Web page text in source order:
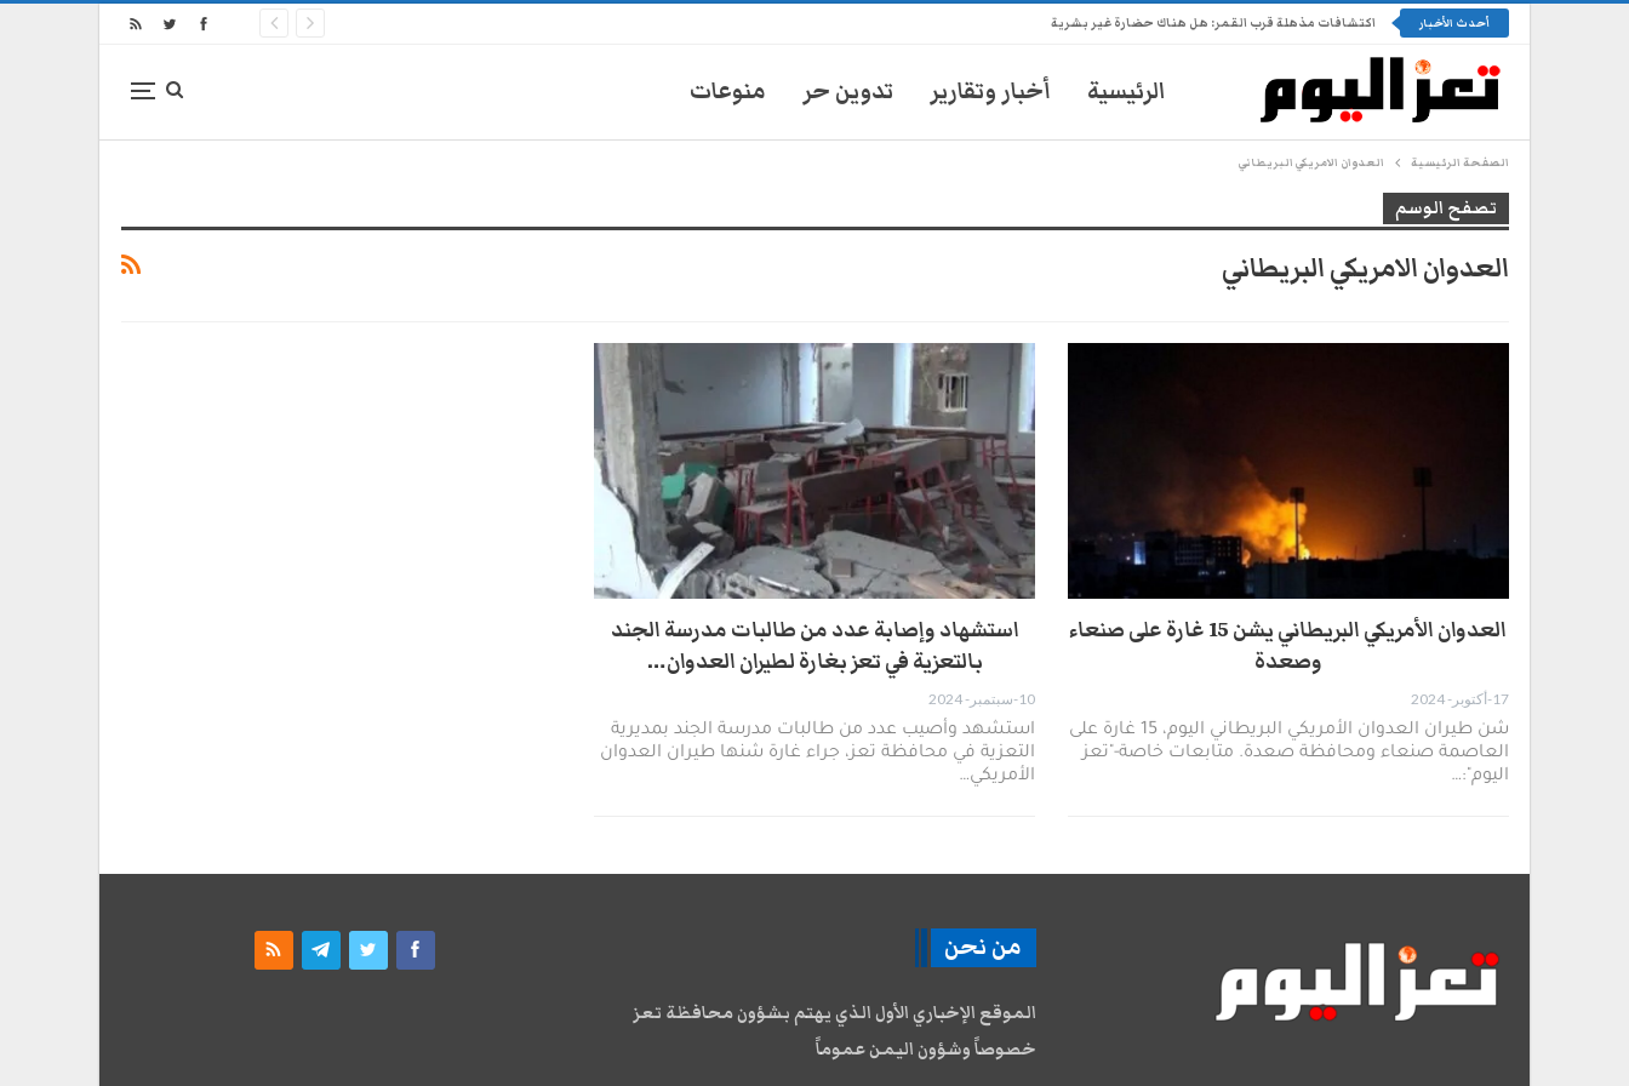
أحدث الأخبار اكتشافات مذهلة قرب القمر: هل هناك حضارة غير بشرية
الرئيسية أخبار وتقارير تدوين حر منوعات
الصفحة الرئيسية العدوان الامريكي البريطاني
تصفح الوسم
العدوان الامريكي البريطاني
العدوان الأمريكي البريطاني يشن 15 غارة على صنعاء
وصعدة
17-أكتوبر- 2024
شن طيران العدوان الأمريكي البريطاني اليوم، 15 غارة على
العاصمة صنعاء ومحافظة صعدة. متابعات خاصة-"تعز
اليوم":…
استشهاد وإصابة عدد من طالبات مدرسة الجند
بالتعزية في تعز بغارة لطيران العدوان…
10-سبتمبر- 2024
استشهد وأصيب عدد من طالبات مدرسة الجند بمديرية
التعزية في محافظة تعز، جراء غارة شنها طيران العدوان
الأمريكي…
من نحن
الموقع الإخباري الأول الذي يهتم بشؤون محافظة تعز
خصوصاً وشؤون اليمن عموماً